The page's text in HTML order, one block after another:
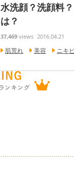
水洗顔？洗顔料
は？
37,469 views 2016.04.21
肌荒れ 美容 ニキ